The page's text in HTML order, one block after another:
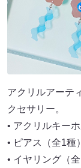
アクリルアーテ
クセサリー。
• アクリルキー
• ピアス（全1種
• イヤリング（